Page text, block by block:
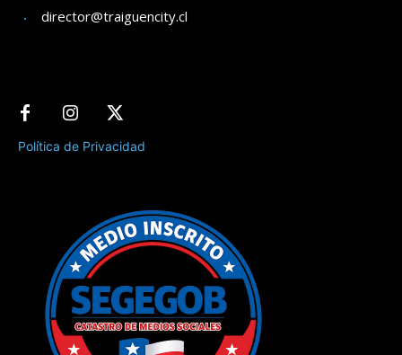
director@traiguencity.cl
Política de Privacidad